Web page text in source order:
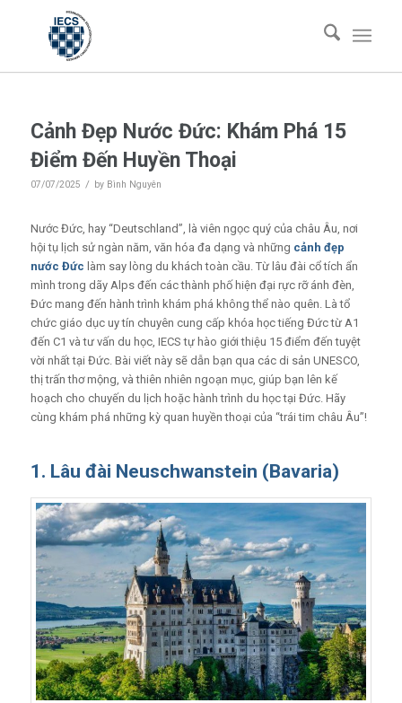
Cảnh Đẹp Nước Đức: Khám Phá 15
Điểm Đến Huyền Thoại
07/07/2025 / by Bình Nguyên
Nước Đức, hay “Deutschland”, là viên ngọc quý của châu Âu, nơi
hội tụ lịch sử ngàn năm, văn hóa đa dạng và những cảnh đẹp
nước Đức làm say lòng du khách toàn cầu. Từ lâu đài cổ tích ẩn
mình trong dãy Alps đến các thành phố hiện đại rực rỡ ánh đèn,
Đức mang đến hành trình khám phá không thể nào quên. Là tổ
chức giáo dục uy tín chuyên cung cấp khóa học tiếng Đức từ A1
đến C1 và tư vấn du học, IECS tự hào giới thiệu 15 điểm đến tuyệt
vời nhất tại Đức. Bài viết này sẽ dẫn bạn qua các di sản UNESCO,
thị trấn thơ mộng, và thiên nhiên ngoạn mục, giúp bạn lên kế
hoạch cho chuyến du lịch hoặc hành trình du học tại Đức. Hãy
cùng khám phá những kỳ quan huyền thoại của “trái tim châu Âu”!
1. Lâu đài Neuschwanstein (Bavaria)